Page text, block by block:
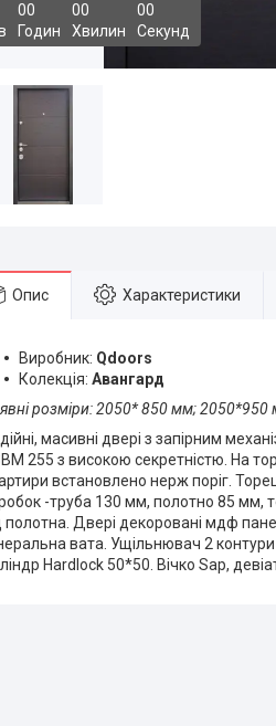
00
Годин
00
Хвилин
00
Секунд
Опис Характеристики
Виробник: Qdoors
Колекція: Авангард
розміри: 2050* 850 мм; 2050*950
масивні двері з запірним
255 з високою секретністю. На
встановлено нерж поріг.
-труба 130 мм, полотно 85 мм,
полотна. Двері декоровані мдф
вата. Ущільнювач 2
Hardlock 50*50. Вічко Sap,